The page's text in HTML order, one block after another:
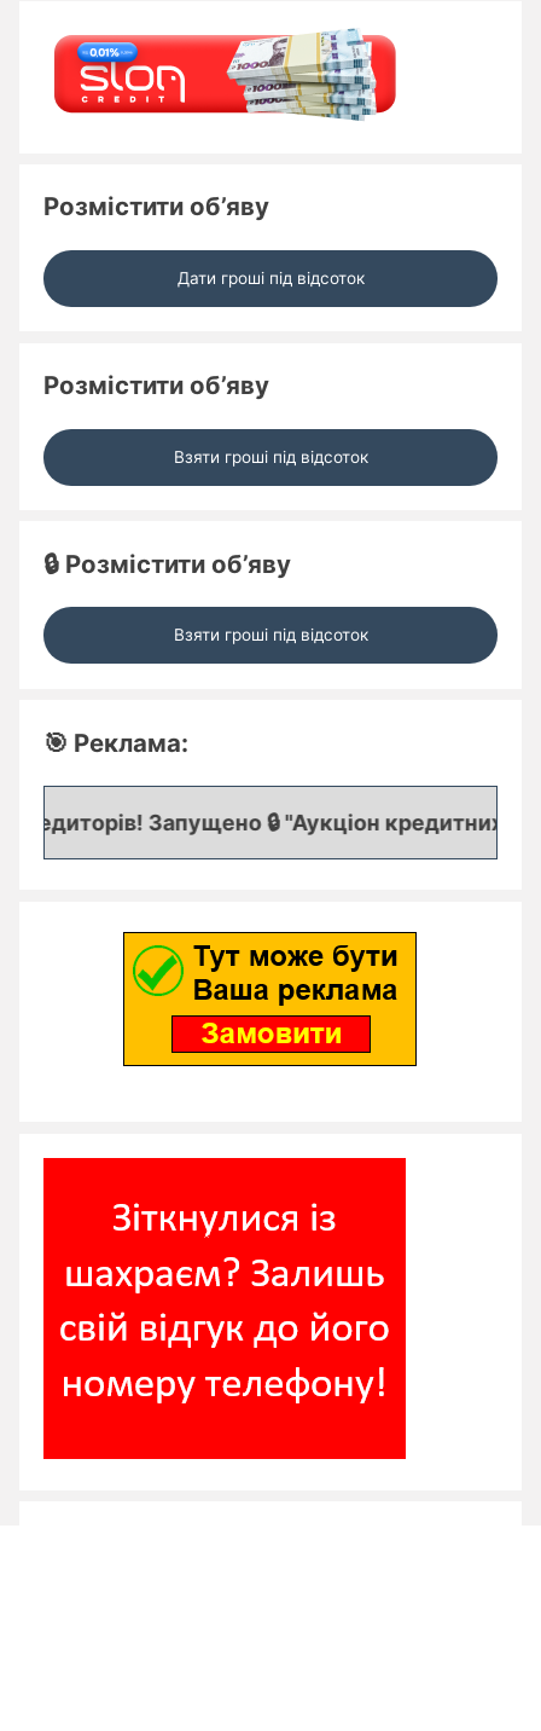
Розмістити об’яву
Дати гроші під відсоток
Розмістити об’яву
Взяти гроші під відсоток
🔒 Розмістити об’яву
Взяти гроші під відсоток
🎯 Реклама:
Запущено 🔒 "Аукціон кредитних